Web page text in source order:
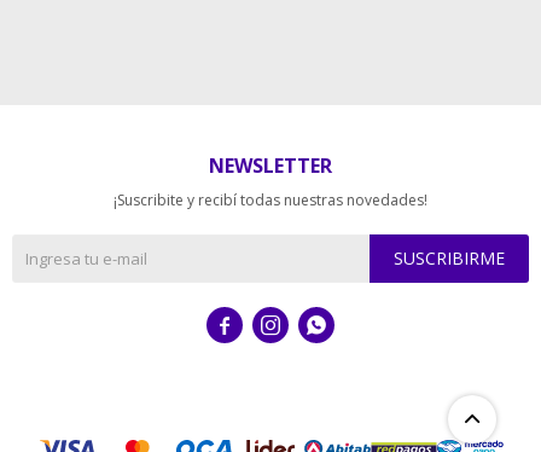
NEWSLETTER
¡Suscribite y recibí todas nuestras novedades!
SUSCRIBIRME
  